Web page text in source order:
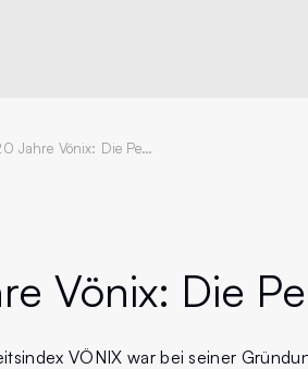
20 Jahre Vönix: Die Performance Passt!
Vönix: Die
VÖNIX war bei seiner